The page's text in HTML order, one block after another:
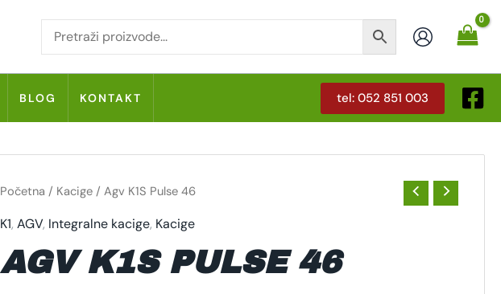
BLOG KONTAKT tel: 052 851 003
Početna / Kacige/ Agv K1S Pulse 46
K1, AGV, Integralne kacige, Kacige
AGV K1S PULSE 46
AGV
K1S
46
KOLIČINA